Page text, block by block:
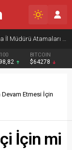
Aile ve Sosyal Hizmetler Bakanlığında İl Müdürü Atamaları yapıldı
BITCOIN
$64278
Etmesi İçin
İçin mi